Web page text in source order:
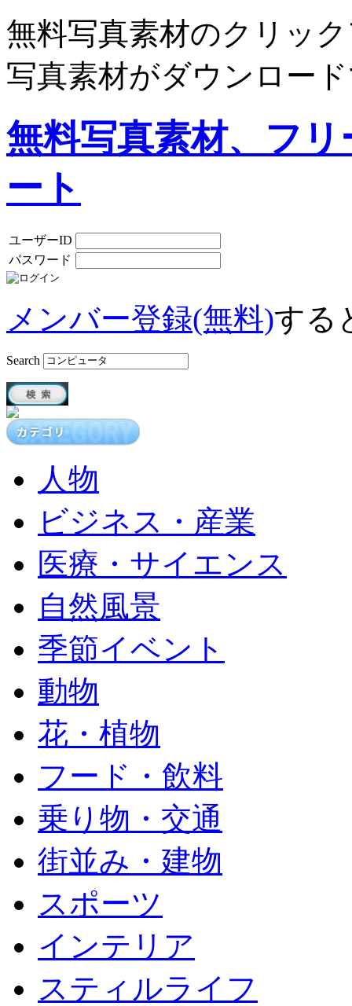
無料写真素材のクリッ
写真素材がダウンロー
無料写真素材、フ
ート
ユーザーID
パスワード
メンバー登録(無料)する
Search
人物
ビジネス・産業
医療・サイエンス
自然風景
季節イベント
動物
花・植物
フード・飲料
乗り物・交通
街並み・建物
スポーツ
インテリア
スティルライフ